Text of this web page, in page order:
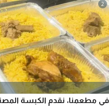
2
في مطعمنا، نقدم الكبسة